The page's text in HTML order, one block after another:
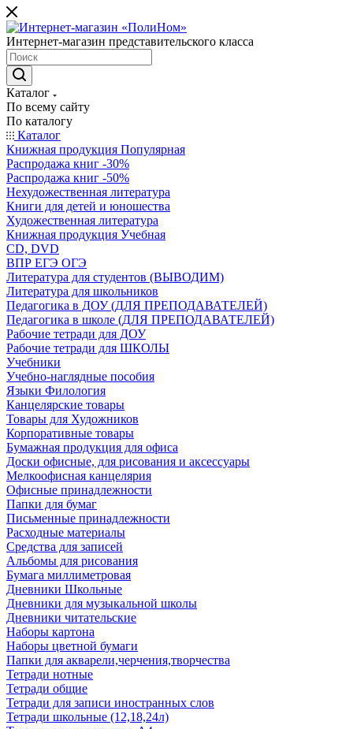
Интернет-магазин представительского класса
Каталог
По всему сайту
По каталогу
Каталог
Книжная продукция Популярная
Распродажа книг -30%
Распродажа книг -50%
Нехудожественная литература
Книги для детей и юношества
Художественная литература
Книжная продукция Учебная
CD, DVD
ВПР ЕГЭ ОГЭ
Литература для студентов (ВЫВОДИМ)
Литература для школьников
Педагогика в ДОУ (ДЛЯ ПРЕПОДАВАТЕЛЕЙ)
Педагогика в школе (ДЛЯ ПРЕПОДАВАТЕЛЕЙ)
Рабочие тетради для ДОУ
Рабочие тетради для ШКОЛЫ
Учебники
Учебно-наглядные пособия
Языки Филология
Канцелярские товары
Товары для Художников
Корпоративные товары
Бумажная продукция для офиса
Доски офисные, для рисования и аксессуары
Мелкоофисная канцелярия
Офисные принадлежности
Папки для бумаг
Письменные принадлежности
Расходные материалы
Средства для записей
Альбомы для рисования
Бумага миллиметровая
Дневники Школьные
Дневники для музыкальной школы
Дневники читательские
Наборы картона
Наборы цветной бумаги
Папки для акварели,черчения,творчества
Тетради нотные
Тетради общие
Тетради для записи иностранных слов
Тетради школьные (12,18,24л)